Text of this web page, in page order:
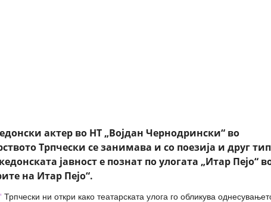
актер во НТ „Војдан Чернодрински“ во
Трпчески се занимава и со поезија и друг тип
јавност е познат по улогата „Итар Пејо“
на Итар Пејо“.
Трпчески ни откри како театарската улога го обликува